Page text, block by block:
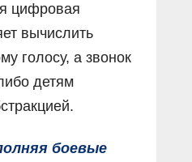
цифровая
вычислить
голосу, а звонок
детям
боевые